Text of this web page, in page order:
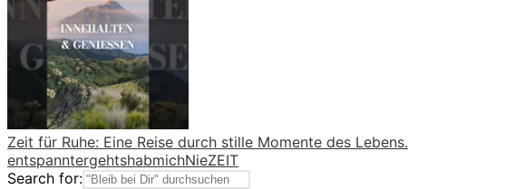
Zeit für Ruhe: Eine Reise durch stille Momente des Lebens.
entspanntergehtshabmichNieZEIT
Search for: